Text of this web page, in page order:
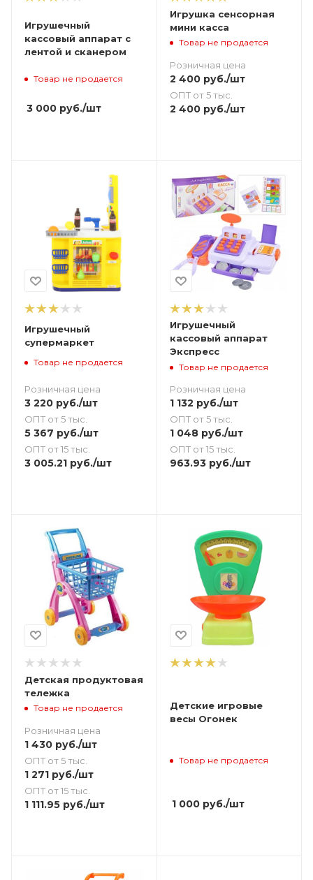
Игрушечный
кассовый аппарат с
лентой и сканером
Товар не продается
3 000 руб./шт
Игрушка сенсорная
мини касса
Товар не продается
Розничная цена
2 400руб./шт
ОПТ от 5 тыс.
2 400руб./шт
Игрушечный
супермаркет
Товар не продается
Розничная цена
3 220 руб./шт
ОПТ от 5 тыс.
5 367 руб./шт
ОПТ от 15 тыс.
3 005.21 руб./шт
Игрушечный
кассовый аппарат
Экспресс
Товар не продается
Розничная цена
1 132 руб./шт
ОПТ от 5 тыс.
1 048руб./шт
ОПТ от 15 тыс.
963.93руб./шт
Детская продуктовая
тележка
Товар не продается
Розничная цена
1 430 руб./шт
ОПТ от 5 тыс.
1 271 руб./шт
ОПТ от 15 тыс.
1 111.95 руб./шт
Детские игровые
весы Огонек
Товар не продается
1 000руб./шт